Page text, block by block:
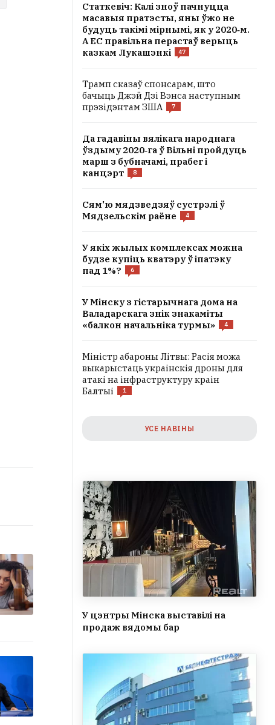
Статкевіч: Калі зноў пачнуцца
масавыя пратэсты, яны ўжо не
будуць такімі мірнымі, як у 2020‑м.
А ЕС правільна перастаў верыць
казкам Лукашэнкі
47
Трамп сказаў спонсарам, што
бачыць Джэй Дзі Вэнса наступным
прэзідэнтам ЗША
7
Да гадавіны вялікага народнага
ўздыму 2020‑га ў Вільні пройдуць
марш з бубначамі, прабег і
канцэрт
8
Сям'ю мядзведзяў сустрэлі ў
Мядзельскім раёне
4
У якіх жылых комплексах можна
будзе купіць кватэру ў іпатэку
пад 1%?
6
У Мінску з гістарычнага дома на
Валадарскага знік знакаміты
«балкон начальніка турмы»
4
Міністр абароны Літвы: Расія можа
выкарыстаць украінскія дроны для
атакі на інфраструктуру краін
Балтыі
1
УСЕ НАВІНЫ
У цэнтры Мінска выставілі на
продаж вядомы бар